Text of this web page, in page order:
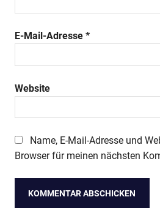
E-Mail-Adresse *
Website
Name, E-Mail-Adresse und
Browser für meinen nächsten